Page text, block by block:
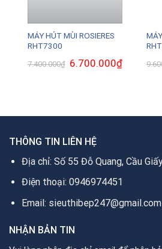
MÁY HÚT MÙI ROSIERES
RHT7300
7.400.000₫ Giá
gốc
6.700.000₫Giá
hiện
THÔNG TIN LIÊN HỆ
Địa chỉ: Số 55 Đỗ Quang, Cầu
Điện thoại: 0946974451
Email: sieuthibep247@gmail.com
NHẬN BẢN TIN